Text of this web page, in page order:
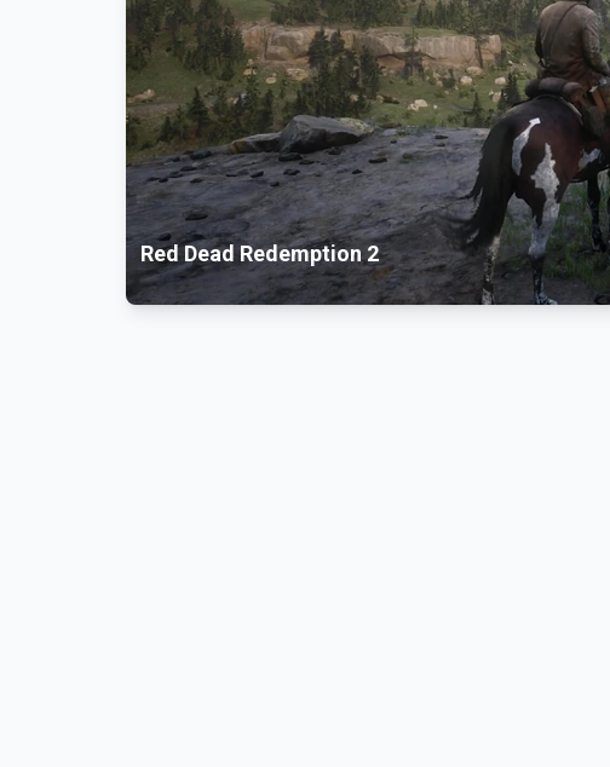
Red Dead Redemption 2